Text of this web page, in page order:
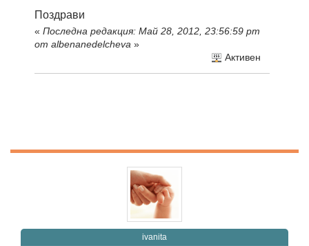
Поздрави
« Последна редакция: Май 28, 2012, 23:56:59 pm
от albenanedelcheva »
Активен
ivanita